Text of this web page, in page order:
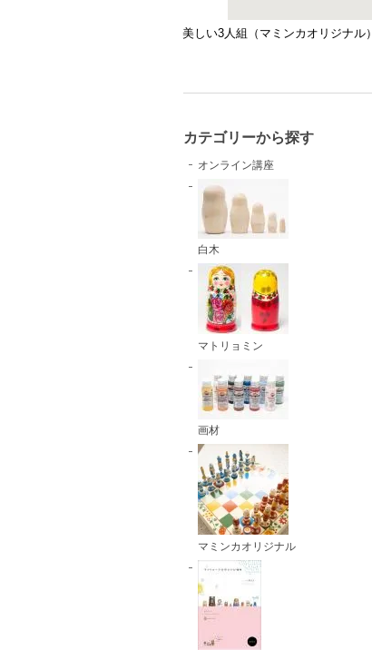
美しい3人組（マミンカオリジナル）
カテゴリーから探す
オンライン講座
白木
マトリョミン
画材
マミンカオリジナル